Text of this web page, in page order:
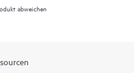
abweichen